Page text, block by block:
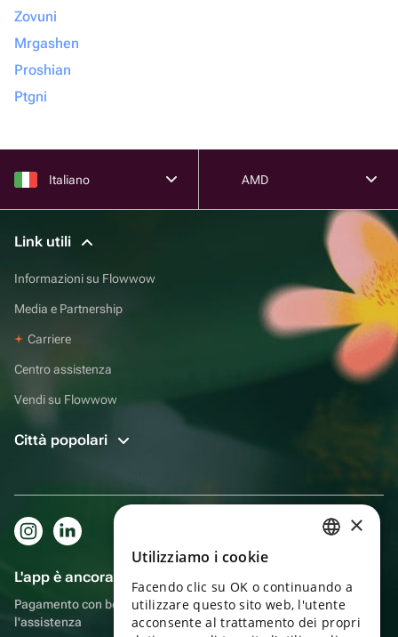
Zovuni
Mrgashen
Proshian
Ptgni
Italiano AMD
Link utili
Informazioni su Flowwow
Media e Partnership
Carriere
Centro assistenza
Vendi su Flowwow
Città popolari
L'app è ancora più comoda!
Pagamento con bonus, autoconsegna, comoda chat con
l'assistenza
ENGLISH
UKRAINIAN
×
Utilizziamo i cookie
Facendo clic su OK o continuando a
utilizzare questo sito web, l'utente
acconsente al trattamento dei propri